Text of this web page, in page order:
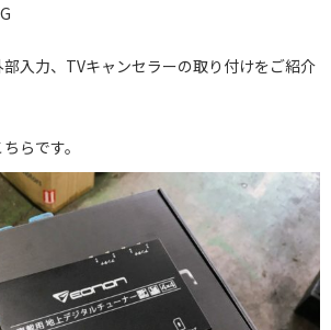
入力、TVキャンセラーの取り付けをご紹介
らです。